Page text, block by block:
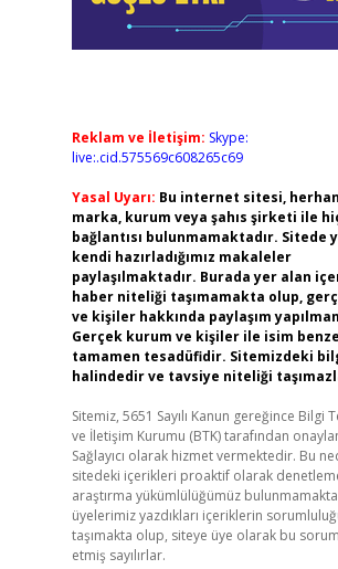
Reklam ve İletişim: Skype:
live:.cid.575569c608265c69
Yasal Uyarı: Bu internet sitesi,
marka, kurum veya şahıs şirketi ile
bağlantısı bulunmamaktadır. Sitede
kendi hazırladığımız makaleler
paylaşılmaktadır. Burada yer alan
haber niteliği taşımamakta olup,
ve kişiler hakkında paylaşım
Gerçek kurum ve kişiler ile isim
tamamen tesadüfidir. Sitemizdeki
halindedir ve tavsiye niteliği
Sitemiz, 5651 Sayılı Kanun gereğince Bilgi
ve İletişim Kurumu (BTK) tarafından
Sağlayıcı olarak hizmet vermektedir. Bu
sitedeki içerikleri proaktif olarak
araştırma yükümlülüğümüz
üyelerimiz yazdıkları içeriklerin
taşımakta olup, siteye üye olarak bu
etmiş sayılırlar.